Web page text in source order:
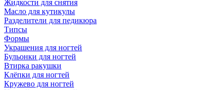
Жидкости для снятия
Масло для кутикулы
Разделители для педикюра
Типсы
Формы
Украшения для ногтей
Бульонки для ногтей
Втирка ракушки
Клёпки для ногтей
Кружево для ногтей